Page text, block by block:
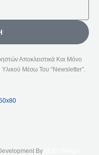
Αποκλειστικά Και Μόνο
Υλικού Μέσω Του “Newsletter”.
By